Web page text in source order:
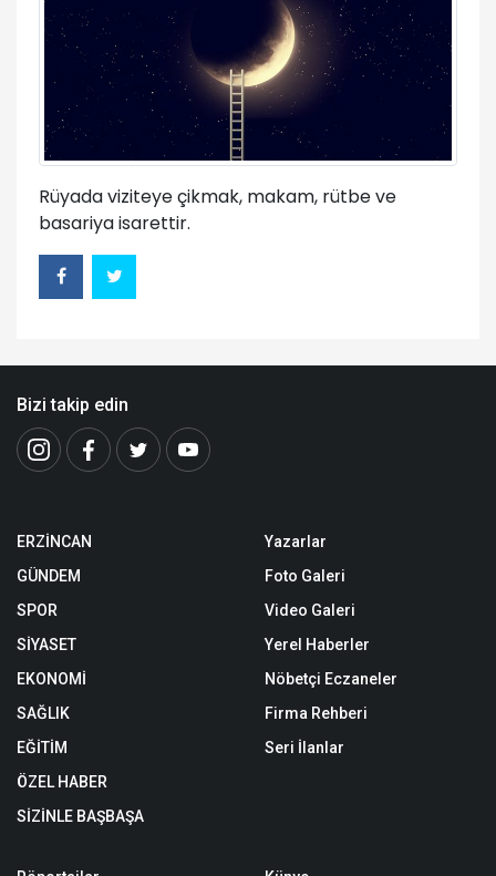
Rüyada viziteye çikmak, makam, rütbe ve
basariya isarettir.
Bizi takip edin
ERZİNCAN
GÜNDEM
SPOR
SİYASET
EKONOMİ
SAĞLIK
EĞİTİM
ÖZEL HABER
SİZİNLE BAŞBAŞA
Yazarlar
Foto Galeri
Video Galeri
Yerel Haberler
Nöbetçi Eczaneler
Firma Rehberi
Seri İlanlar